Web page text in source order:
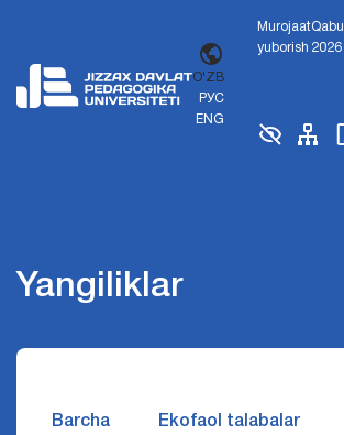
O'ZB
РУС
ENG
Murojaat
yuborish
Qabul
2026
Yangiliklar
Barcha Ekofaol talabalar